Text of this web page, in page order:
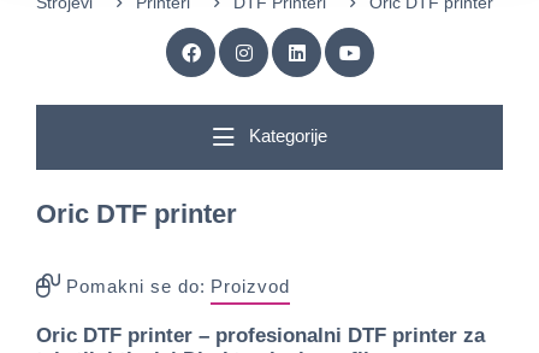
Kategorije
Oric DTF printer
Pomakni se do: Proizvod
Oric DTF printer – profesionalni DTF printer za